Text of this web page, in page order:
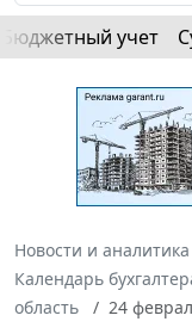
Бюджетный учет
Новости и аналитика
Календарь
область
24